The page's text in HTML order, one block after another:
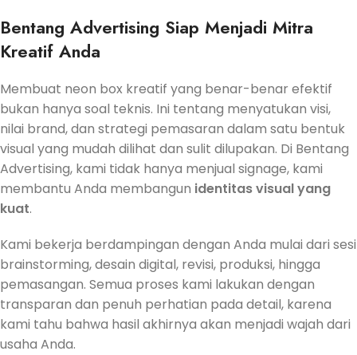
Bentang Advertising Siap Menjadi Mitra
Kreatif Anda
Membuat neon box kreatif yang benar-benar efektif
bukan hanya soal teknis. Ini tentang menyatukan visi,
nilai brand, dan strategi pemasaran dalam satu bentuk
visual yang mudah dilihat dan sulit dilupakan. Di Bentang
Advertising, kami tidak hanya menjual signage, kami
membantu Anda membangun identitas visual yang
kuat.
Kami bekerja berdampingan dengan Anda mulai dari sesi
brainstorming, desain digital, revisi, produksi, hingga
pemasangan. Semua proses kami lakukan dengan
transparan dan penuh perhatian pada detail, karena
kami tahu bahwa hasil akhirnya akan menjadi wajah dari
usaha Anda.